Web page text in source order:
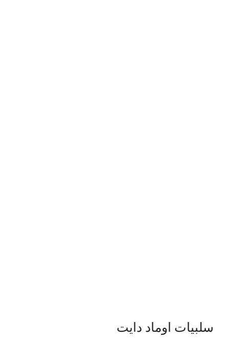
سلبيات اوماد دايت